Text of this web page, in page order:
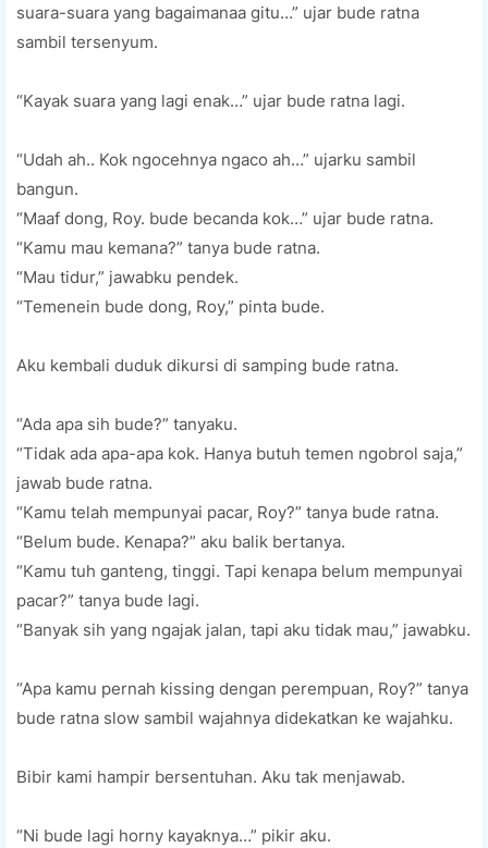
suara-suara yang bagaimanaa gitu…” ujar bude ratna
sambil tersenyum.
“Kayak suara yang lagi enak…” ujar bude ratna lagi.
“Udah ah.. Kok ngocehnya ngaco ah…” ujarku sambil
bangun.
“Maaf dong, Roy. bude becanda kok…” ujar bude ratna.
“Kamu mau kemana?” tanya bude ratna.
“Mau tidur,” jawabku pendek.
“Temenein bude dong, Roy,” pinta bude.
Aku kembali duduk dikursi di samping bude ratna.
“Ada apa sih bude?” tanyaku.
“Tidak ada apa-apa kok. Hanya butuh temen ngobrol saja,”
jawab bude ratna.
“Kamu telah mempunyai pacar, Roy?” tanya bude ratna.
“Belum bude. Kenapa?” aku balik bertanya.
“Kamu tuh ganteng, tinggi. Tapi kenapa belum mempunyai
pacar?” tanya bude lagi.
“Banyak sih yang ngajak jalan, tapi aku tidak mau,” jawabku.
“Apa kamu pernah kissing dengan perempuan, Roy?” tanya
bude ratna slow sambil wajahnya didekatkan ke wajahku.
Bibir kami hampir bersentuhan. Aku tak menjawab.
“Ni bude lagi horny kayaknya…” pikir aku.